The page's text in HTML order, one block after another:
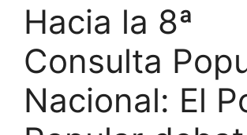
Hacia la 8ª
Consulta
Nacional: El